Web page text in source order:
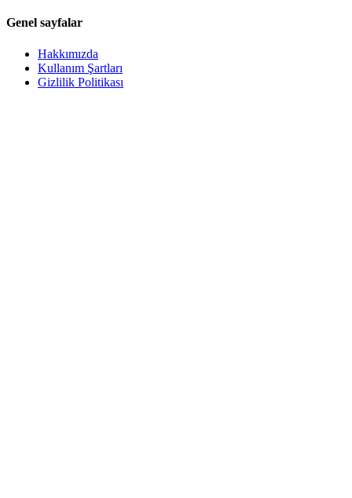
Genel sayfalar
Hakkımızda
Kullanım Şartları
Gizlilik Politikası